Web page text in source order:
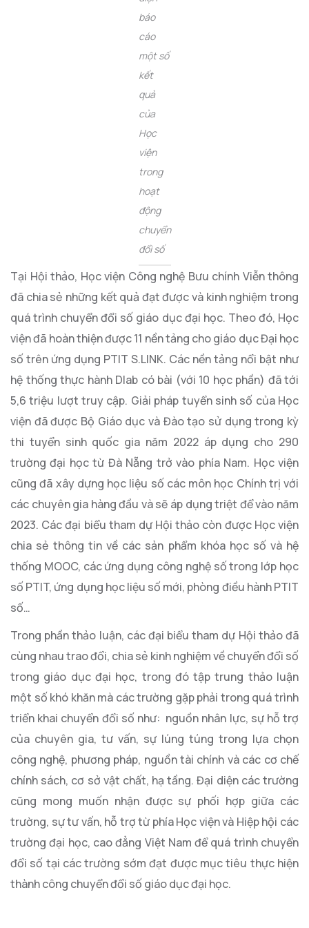
báo
cáo
một số
kết
quả
của
Học
viện
trong
hoạt
động
chuyển
đổi số
Tại Hội thảo, Học viện Công nghệ Bưu chính Viễn thông
đã chia sẻ những kết quả đạt được và kinh nghiệm trong
quá trình chuyển đổi số giáo dục đại học. Theo đó, Học
viện đã hoàn thiện được 11 nền tảng cho giáo dục Đại học
số trên ứng dụng PTIT S.LINK. Các nền tảng nổi bật như
hệ thống thực hành Dlab có bài (với 10 học phần) đã tới
5,6 triệu lượt truy cập. Giải pháp tuyển sinh số của Học
viện đã được Bộ Giáo dục và Đào tạo sử dụng trong kỳ
thi tuyển sinh quốc gia năm 2022 áp dụng cho 290
trường đại học từ Đà Nẵng trở vào phía Nam. Học viện
cũng đã xây dựng học liệu số các môn học Chính trị với
các chuyên gia hàng đầu và sẽ áp dụng triệt để vào năm
2023. Các đại biểu tham dự Hội thảo còn được Học viện
chia sẻ thông tin về các sản phẩm khóa học số và hệ
thống MOOC, các ứng dụng công nghệ số trong lớp học
số PTIT, ứng dụng học liệu số mới, phòng điều hành PTIT
số…
Trong phần thảo luận, các đại biểu tham dự Hội thảo đã
cùng nhau trao đổi, chia sẻ kinh nghiệm về chuyển đổi số
trong giáo dục đại học, trong đó tập trung thảo luận
một số khó khăn mà các trường gặp phải trong quá trình
triển khai chuyển đổi số như: nguồn nhân lực, sự hỗ trợ
của chuyên gia, tư vấn, sự lúng túng trong lựa chọn
công nghệ, phương pháp, nguồn tài chính và các cơ chế
chính sách, cơ sở vật chất, hạ tầng. Đại diện các trường
cũng mong muốn nhận được sự phối hợp giữa các
trường, sự tư vấn, hỗ trợ từ phía Học viện và Hiệp hội các
trường đại học, cao đẳng Việt Nam để quá trình chuyển
đổi số tại các trường sớm đạt được mục tiêu thực hiện
thành công chuyển đổi số giáo dục đại học.